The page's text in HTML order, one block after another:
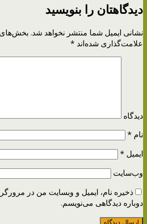
دیدگاهتان را بنویسید
نشانی ایمیل شما منتشر نخواهد شد. بخش‌های
علامت‌گذاری شده‌اند *
دیدگاه
نام *
ایمیل *
وب‌سایت
ذخیره نام، ایمیل و وبسایت من در
دوباره دیدگاهی می‌نویسم.